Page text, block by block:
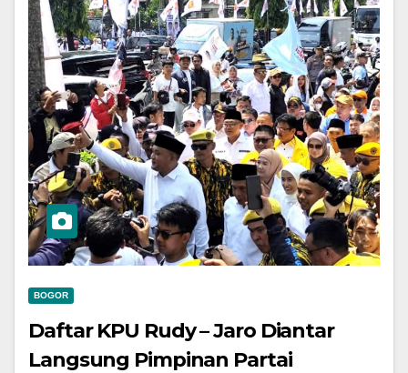
BOGOR
Daftar KPU Rudy – Jaro Diantar
Langsung Pimpinan Partai